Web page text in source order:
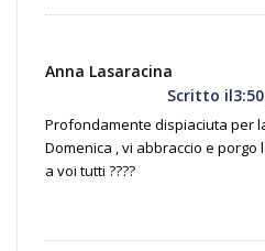
Anna Lasaracina
Scritto
Profondamente dispiaciuta per
Domenica , vi abbraccio e
a voi tutti ????